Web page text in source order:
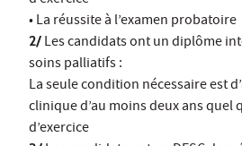
• La réussite à l’examen probatoire
2/ Les candidats ont un diplôme
soins palliatifs :
La seule condition nécessaire est
clinique d’au moins deux ans quel
d’exercice